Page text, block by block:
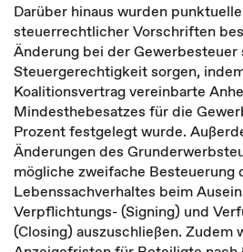
Darüber hinaus wurden
steuerrechtlicher Vorschriften
Änderung bei der Gewerbesteuer
Steuergerechtigkeit sorgen,
Koalitionsvertrag vereinbarte
Mindesthebesatzes für die
Prozent festgelegt wurde.
Änderungen des
mögliche zweifache Besteuerung
Lebenssachverhaltes beim
Verpflichtungs- (Signing) und
(Closing) auszuschließen. Zudem